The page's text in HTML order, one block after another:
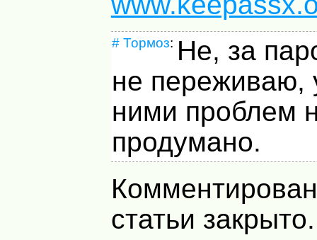
# Тормоз: Не, за
не переживаю,
ними проблем
продумано.
статьи закрыто.